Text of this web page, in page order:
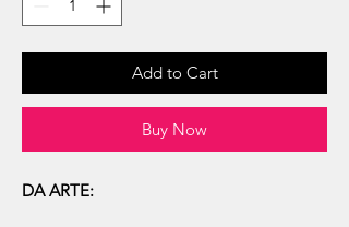
Add to Cart
Buy Now
DA ARTE: